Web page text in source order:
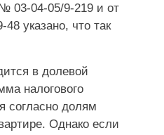
03-04-05/9-219 и от
указано, что так
в долевой
налогового
согласно долям
Однако если